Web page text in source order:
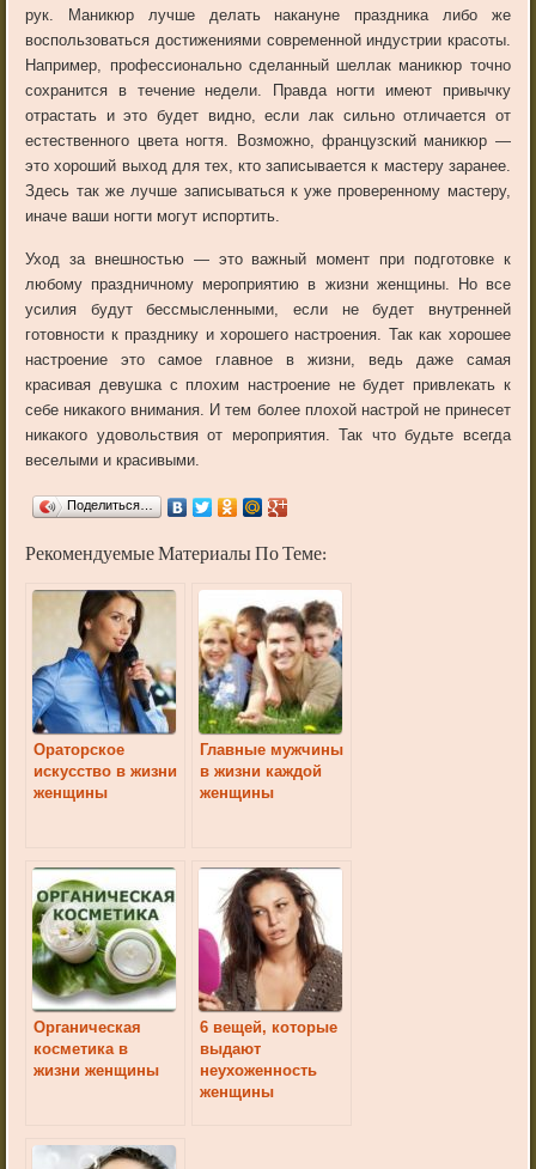
рук. Маникюр лучше делать накануне праздника либо же
воспользоваться достижениями современной индустрии красоты.
Например, профессионально сделанный шеллак маникюр точно
сохранится в течение недели. Правда ногти имеют привычку
отрастать и это будет видно, если лак сильно отличается от
естественного цвета ногтя. Возможно, французский маникюр —
это хороший выход для тех, кто записывается к мастеру заранее.
Здесь так же лучше записываться к уже проверенному мастеру,
иначе ваши ногти могут испортить.
Уход за внешностью — это важный момент при подготовке к
любому праздничному мероприятию в жизни женщины. Но все
усилия будут бессмысленными, если не будет внутренней
готовности к празднику и хорошего настроения. Так как хорошее
настроение это самое главное в жизни, ведь даже самая
красивая девушка с плохим настроение не будет привлекать к
себе никакого внимания. И тем более плохой настрой не принесет
никакого удовольствия от мероприятия. Так что будьте всегда
веселыми и красивыми.
Поделиться…
Рекомендуемые Материалы По Теме:
Ораторское
искусство в жизни
женщины
Главные мужчины
в жизни каждой
женщины
Органическая
косметика в
жизни женщины
6 вещей, которые
выдают
неухоженность
женщины